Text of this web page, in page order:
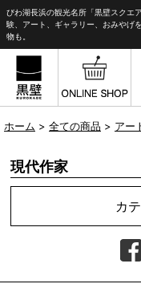
びわ湖長浜の観光名所「黒壁スクエ
験、アート、ギャラリー、おみやげ
物も。
ホーム > 全ての商品 > アー
現代作家
カ